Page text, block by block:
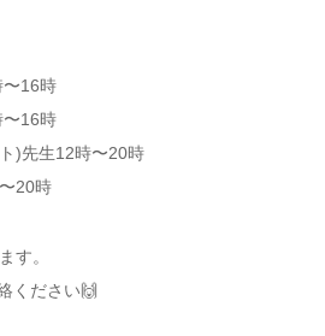
〜16時
16時
)先生12時〜20時
20時
す。
ください🙌